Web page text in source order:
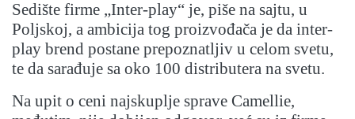
Sedište firme „Inter-play“ je, piše na sajtu, u
Poljskoj, a ambicija tog proizvođača je da inter-
play brend postane prepoznatljiv u celom svetu,
te da sarađuje sa oko 100 distributera na svetu.
Na upit o ceni najskuplje sprave Camellie,